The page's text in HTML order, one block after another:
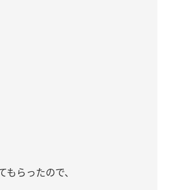
らったので、